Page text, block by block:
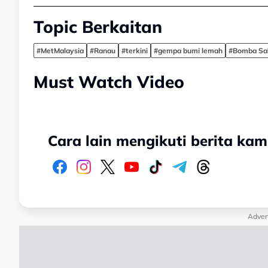
Topic Berkaitan
#MetMalaysia #Ranau #terkini #gempa bumi lemah #Bomba
Must Watch Video
Cara lain mengikuti berita